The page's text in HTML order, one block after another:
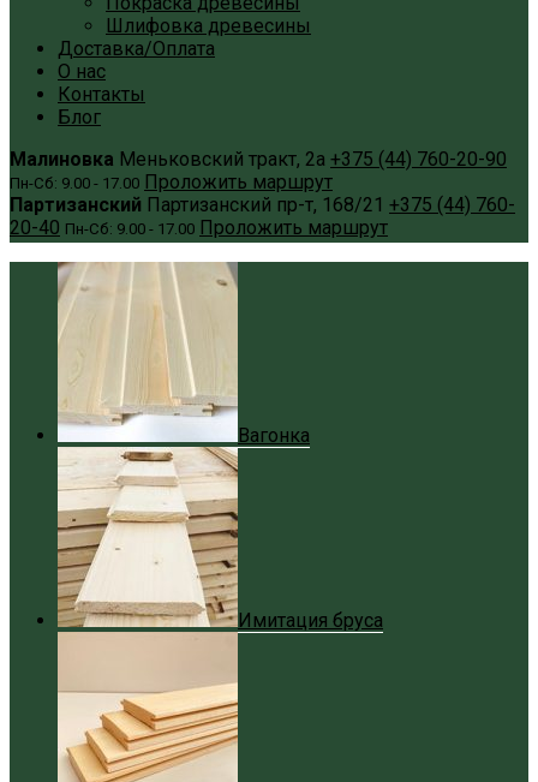
Шлифовка древесины
Доставка/Оплата
О нас
Контакты
Блог
Малиновка Меньковский тракт, 2а +375 (44) 760-20-90
Пн-Сб: 9.00 - 17.00 Проложить маршрут
Партизанский Партизанский пр-т, 168/21 +375 (44) 760-
20-40 Пн-Сб: 9.00 - 17.00 Проложить маршрут
Вагонка
Имитация бруса